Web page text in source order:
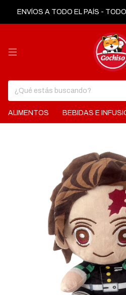
ENVÍOS A TODO EL PAÍS -
ALIMENTOS BEBIDAS E